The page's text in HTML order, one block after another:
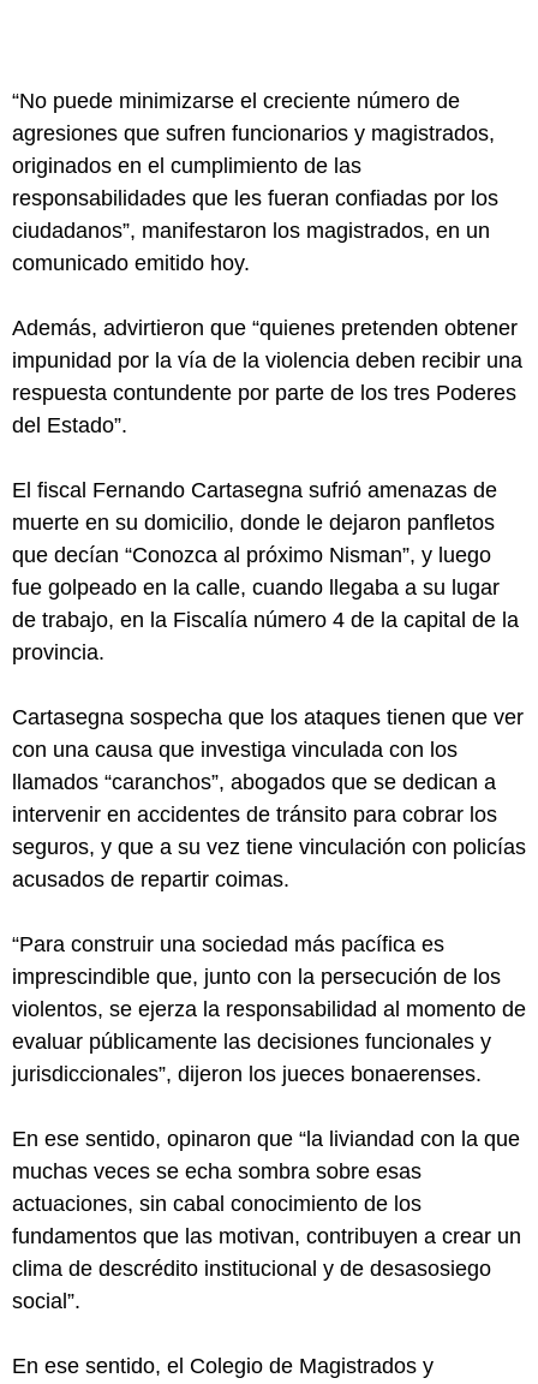
“No puede minimizarse el creciente número de
agresiones que sufren funcionarios y magistrados,
originados en el cumplimiento de las
responsabilidades que les fueran confiadas por los
ciudadanos”, manifestaron los magistrados, en un
comunicado emitido hoy.
Además, advirtieron que “quienes pretenden obtener
impunidad por la vía de la violencia deben recibir una
respuesta contundente por parte de los tres Poderes
del Estado”.
El fiscal Fernando Cartasegna sufrió amenazas de
muerte en su domicilio, donde le dejaron panfletos
que decían “Conozca al próximo Nisman”, y luego
fue golpeado en la calle, cuando llegaba a su lugar
de trabajo, en la Fiscalía número 4 de la capital de la
provincia.
Cartasegna sospecha que los ataques tienen que ver
con una causa que investiga vinculada con los
llamados “caranchos”, abogados que se dedican a
intervenir en accidentes de tránsito para cobrar los
seguros, y que a su vez tiene vinculación con policías
acusados de repartir coimas.
“Para construir una sociedad más pacífica es
imprescindible que, junto con la persecución de los
violentos, se ejerza la responsabilidad al momento de
evaluar públicamente las decisiones funcionales y
jurisdiccionales”, dijeron los jueces bonaerenses.
En ese sentido, opinaron que “la liviandad con la que
muchas veces se echa sombra sobre esas
actuaciones, sin cabal conocimiento de los
fundamentos que las motivan, contribuyen a crear un
clima de descrédito institucional y de desasosiego
social”.
En ese sentido, el Colegio de Magistrados y